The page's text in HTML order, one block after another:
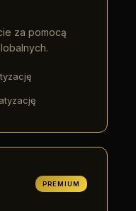
za pomocą
PREMIUM